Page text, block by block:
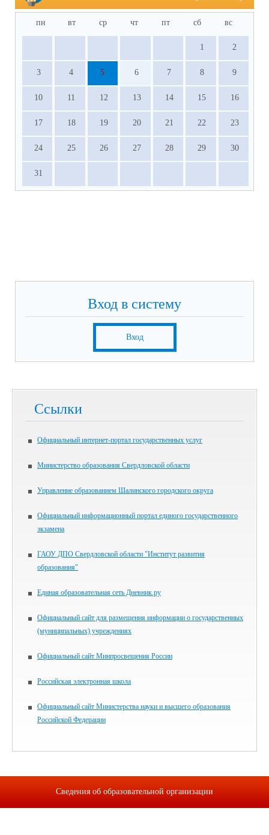
пн вт ср чт пт сб вс
1 2
3 4 5 6 7 8 9
10 11 12 13 14 15 16
17 18 19 20 21 22 23
24 25 26 27 28 29 30
31
Вход в систему
Вход
Ссылки
Официальный интернет-портал государственных услуг
Министерство образования Свердловской области
Управление образованием Шалинского городского округа
Официальный информационный портал единого государственного
экзамена
ГАОУ ДПО Свердловской области "Институт развития
образования"
Единая образовательная сеть Дневник.ру
Официальный сайт для размещения информации о государственных
(муниципальных) учреждениях
Официальный сайт Минпросвещения России
Российская электронная школа
Официальный сайт Министерства науки и высшего образования
Российской Федерации
Сведения об образовательной организации